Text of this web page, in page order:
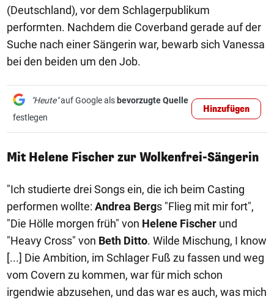
(Deutschland), vor dem Schlagerpublikum
performten. Nachdem die Coverband gerade auf der
Suche nach einer Sängerin war, bewarb sich Vanessa
bei den beiden um den Job.
"Heute"auf Google als bevorzugte Quelle
festlegen
Hinzufügen
Mit Helene Fischer zur Wolkenfrei-Sängerin
"Ich studierte drei Songs ein, die ich beim Casting
performen wollte: Andrea Bergs "Flieg mit mir fort",
"Die Hölle morgen früh" von Helene Fischer und
"Heavy Cross" von Beth Ditto. Wilde Mischung, I know
[...] Die Ambition, im Schlager Fuß zu fassen und weg
vom Covern zu kommen, war für mich schon
irgendwie abzusehen, und das war es auch, was mich